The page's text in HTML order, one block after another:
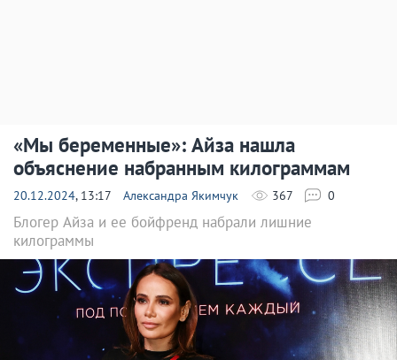
«Мы беременные»: Айза нашла
объяснение набранным килограммам
20.12.2024, 13:17 Александра Якимчук 367 0
Блогер Айза и ее бойфренд набрали лишние
килограммы